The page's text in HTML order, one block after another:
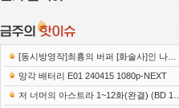
[동시방영작]최흉의 버퍼 [화술사]인 나는
세계 최강 클랜을 이끈다 E12 241219 108..
망각 배터리 E01 240415 1080p-NEXT
저 너머의 아스트라 1~12화(완결) (BD 192